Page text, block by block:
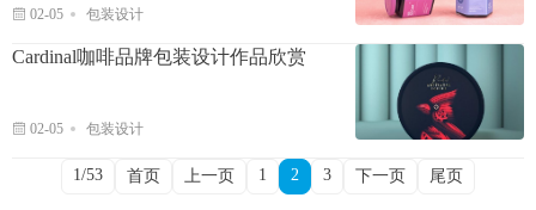
02-05 包装设计
Cardinal咖啡品牌包装设计作品欣赏
02-05 包装设计
1/53 首页 上一页 1 2 3 下一页 尾页